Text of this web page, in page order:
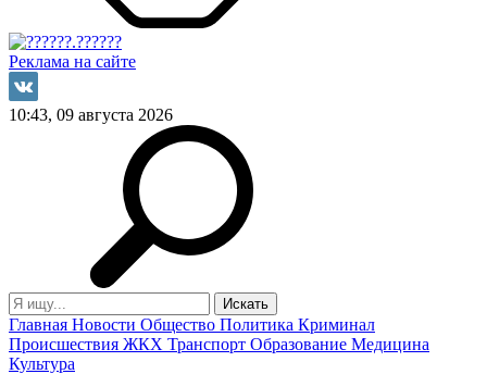
Реклама на сайте
10:43, 09 августа 2026
Главная Новости Общество Политика Криминал
Происшествия ЖКХ Транспорт Образование Медицина
Культура